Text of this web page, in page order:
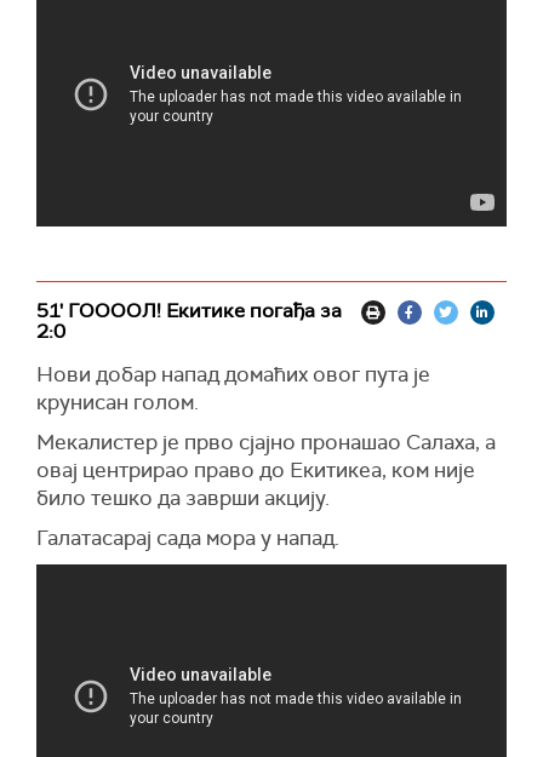
51' ГООООЛ! Екитике погађа за
2:0
Нови добар напад домаћих овог пута је
крунисан голом.
Мекалистер је прво сјајно пронашао Салаха, а
овај центрирао право до Екитикеа, ком није
било тешко да заврши акцију.
Галатасарај сада мора у напад.